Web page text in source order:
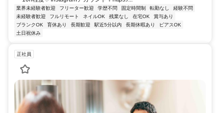
業界未経験者歓迎 フリーター歓迎 学歴不問 固定時間制 転勤なし
経験不問
未経験者歓迎
フルリモート ネイルOK 残業なし 在宅OK
賞与あり
ブランクOK
育休あり 長期歓迎 駅近5分以内 長期休暇あり
ピアスOK
土日祝休み
正社員